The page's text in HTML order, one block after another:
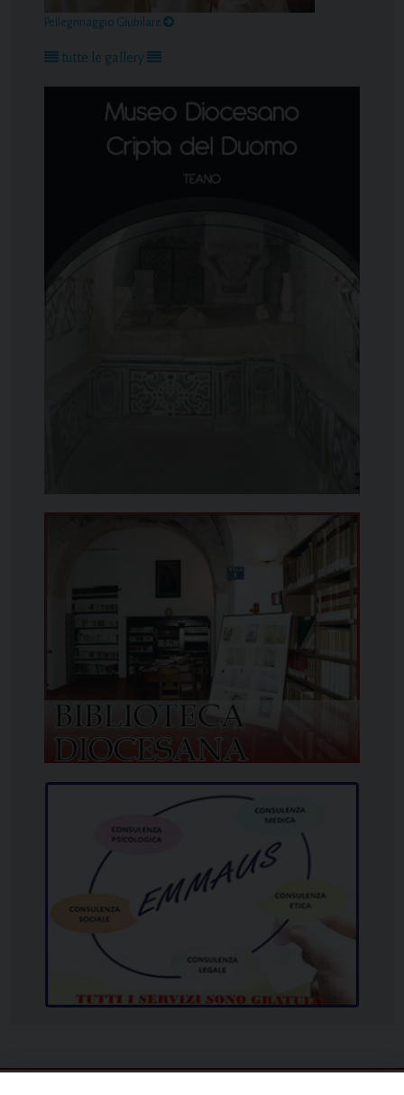
Pellegrinaggio Giubilare
tutte le gallery